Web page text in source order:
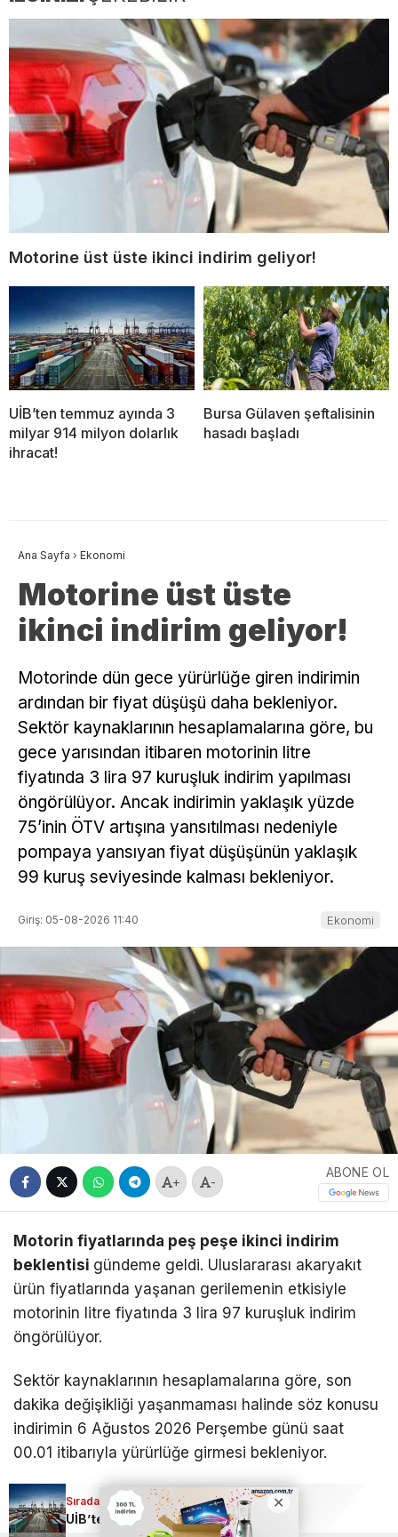
Motorine üst üste ikinci indirim geliyor!
UİB’ten temmuz ayında 3
milyar 914 milyon dolarlık
ihracat!
Bursa Gülaven şeftalisinin
hasadı başladı
Ana Sayfa › Ekonomi
Motorine üst üste
ikinci indirim geliyor!
Motorinde dün gece yürürlüğe giren indirimin
ardından bir fiyat düşüşü daha bekleniyor.
Sektör kaynaklarının hesaplamalarına göre, bu
gece yarısından itibaren motorinin litre
fiyatında 3 lira 97 kuruşluk indirim yapılması
öngörülüyor. Ancak indirimin yaklaşık yüzde
75’inin ÖTV artışına yansıtılması nedeniyle
pompaya yansıyan fiyat düşüşünün yaklaşık
99 kuruş seviyesinde kalması bekleniyor.
Giriş: 05-08-2026 11:40 Ekonomi
+ -
ABONE OL
Motorin fiyatlarında peş peşe ikinci indirim
beklentisi gündeme geldi. Uluslararası akaryakıt
ürün fiyatlarında yaşanan gerilemenin etkisiyle
motorinin litre fiyatında 3 lira 97 kuruşluk indirim
öngörülüyor.
Sektör kaynaklarının hesaplamalarına göre, son
dakika değişikliği yaşanmaması halinde söz konusu
indirimin 6 Ağustos 2026 Perşembe günü saat
00.01 itibarıyla yürürlüğe girmesi bekleniyor.
Motorindeki 3,97 TL’lik indirimin büyük bölümü
ÖTV’ye gidecek.
Sıradaki Haber